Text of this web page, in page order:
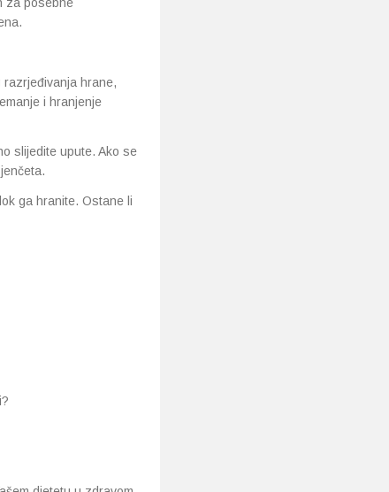
hrane,
i hranjenje
slijedite upute. Ako se
ga hranite. Ostane li